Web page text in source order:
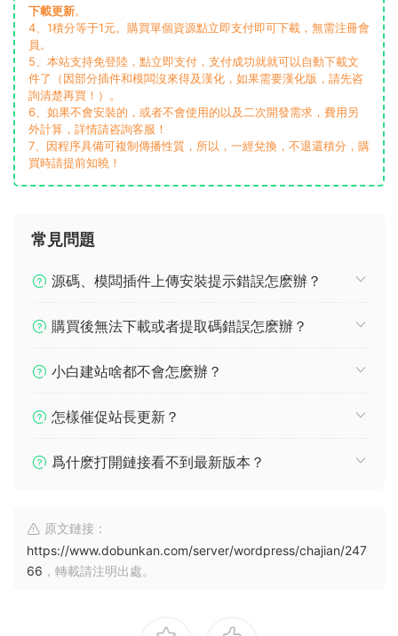
下載更新。
4、1積分等于1元。購買單個資源點立即支付即可下載，無需注冊會
員。
5、本站支持免登陸，點立即支付，支付成功就就可以自動下載文
件了（因部分插件和模闆沒來得及漢化，如果需要漢化版，請先咨
詢清楚再買！）。
6、如果不會安裝的，或者不會使用的以及二次開發需求，費用另
外計算，詳情請咨詢客服！
7、因程序具備可複制傳播性質，所以，一經兌換，不退還積分，購
買時請提前知曉！
常見問題
源碼、模闆插件上傳安裝提示錯誤怎麽辦？
購買後無法下載或者提取碼錯誤怎麽辦？
小白建站啥都不會怎麽辦？
怎樣催促站長更新？
爲什麽打開鏈接看不到最新版本？
原文鏈接：
https://www.dobunkan.com/server/wordpress/chajian/247
66 ，轉載請注明出處。